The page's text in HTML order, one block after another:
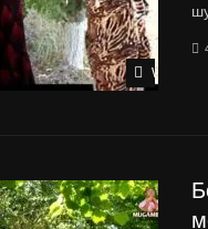
Watch